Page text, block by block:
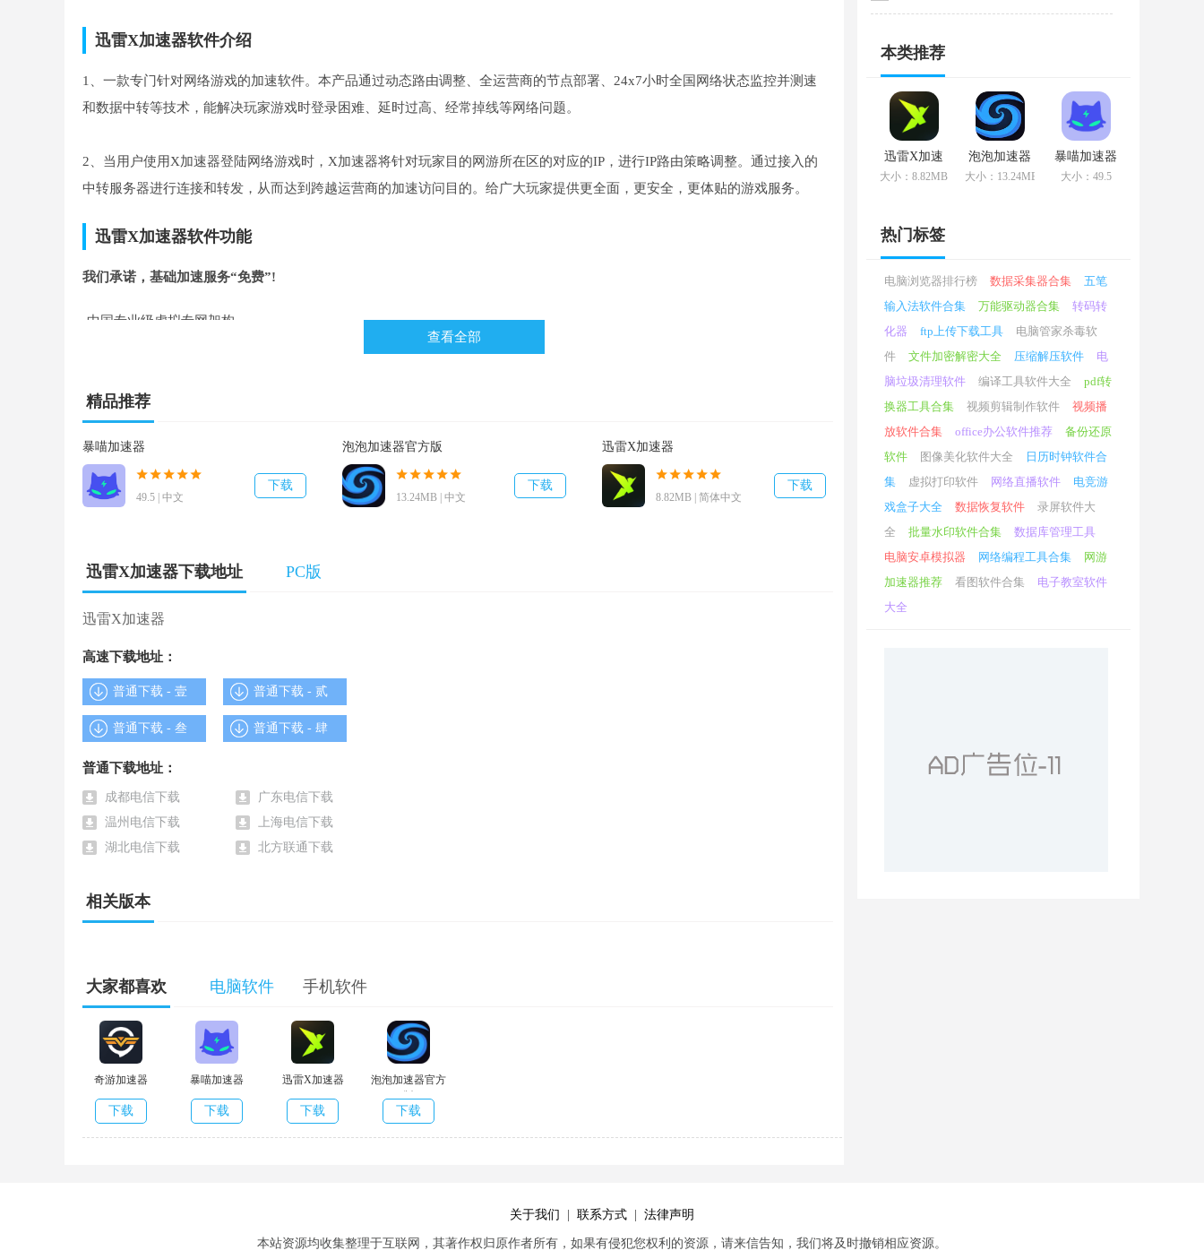
迅雷X加速器软件介绍
1、一款专门针对网络游戏的加速软件。本产品通过动态路由调整、全运营商的节点部署、24x7小时全国网络状态监控并测速
和数据中转等技术，能解决玩家游戏时登录困难、延时过高、经常掉线等网络问题。
2、当用户使用X加速器登陆网络游戏时，X加速器将针对玩家目的网游所在区的对应的IP，进行IP路由策略调整。通过接入的
中转服务器进行连接和转发，从而达到跨越运营商的加速访问目的。给广大玩家提供更全面，更安全，更体贴的游戏服务。
迅雷X加速器软件功能
我们承诺，基础加速服务“免费”!
-中国专业级虚拟专网架构
-海量数据和运营经验支持
迅雷网游加速器免费版支持网络游戏1300余款
最有效的数据传输链接技术
-贴心的游戏服务顾问
迅雷网游加速器免费版给你提供更全面，更安全，更体贴的游戏服务
迅雷X加速器 软件截图
查看全部
精品推荐
暴喵加速器
49.5 | 中文
下载
泡泡加速器官方版
13.24MB | 中文
下载
迅雷X加速器
8.82MB | 简体中文
下载
迅雷X加速器下载地址 PC版
迅雷X加速器
高速下载地址：
普通下载 - 壹 普通下载 - 贰
普通下载 - 叁 普通下载 - 肆
普通下载地址：
成都电信下载
广东电信下载
温州电信下载
上海电信下载
湖北电信下载
北方联通下载
相关版本
大家都喜欢 电脑软件 手机软件
奇游加速器
下载
暴喵加速器
下载
迅雷X加速器
下载
泡泡加速器官方
版
下载
本类推荐
迅雷X加速
器
大小：8.82MB
泡泡加速器
官方版
大小：13.24MB
暴喵加速器
大小：49.5
热门标签
电脑浏览器排行榜 数据采集器合集
五笔
输入法软件合集
万能驱动器合集
转码转
化器
ftp上传下载工具
电脑管家杀毒软
件
文件加密解密大全 压缩解压软件
电
脑垃圾清理软件
编译工具软件大全
pdf转
换器工具合集
视频剪辑制作软件
视频播
放软件合集
office办公软件推荐
备份还原
软件
图像美化软件大全
日历时钟软件合
集
虚拟打印软件 网络直播软件
电竞游
戏盒子大全
数据恢复软件
录屏软件大
全
批量水印软件合集
数据库管理工具
电脑安卓模拟器
网络编程工具合集
网游
加速器推荐
看图软件合集
电子教室软件
大全
关于我们 联系方式 法律声明
本站资源均收集整理于互联网，其著作权归原作者所有，如果有侵犯您权利的资源，请来信告知，我们将及时撤销相应资源。